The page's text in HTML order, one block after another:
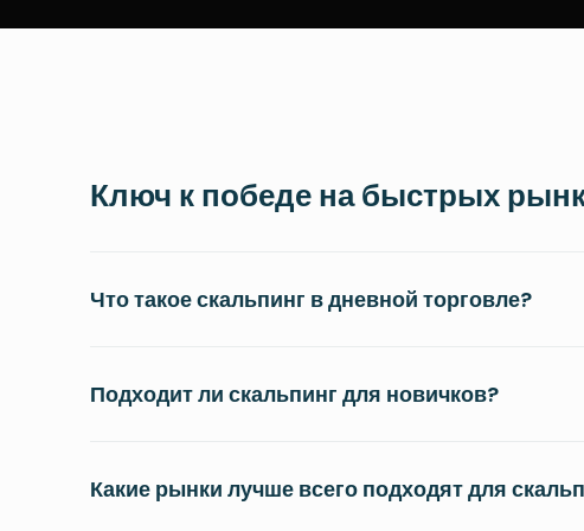
Ключ к победе на быстрых
Что такое скальпинг в дневной торговле?
Подходит ли скальпинг для новичков?
Какие рынки лучше всего подходят для